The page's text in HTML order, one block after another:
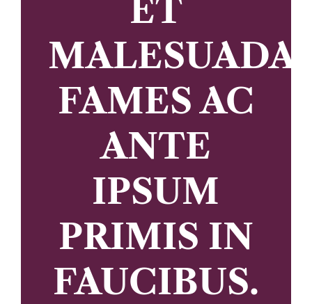
ET
MALESUADA
FAMES AC
ANTE
IPSUM
PRIMIS IN
FAUCIBUS.